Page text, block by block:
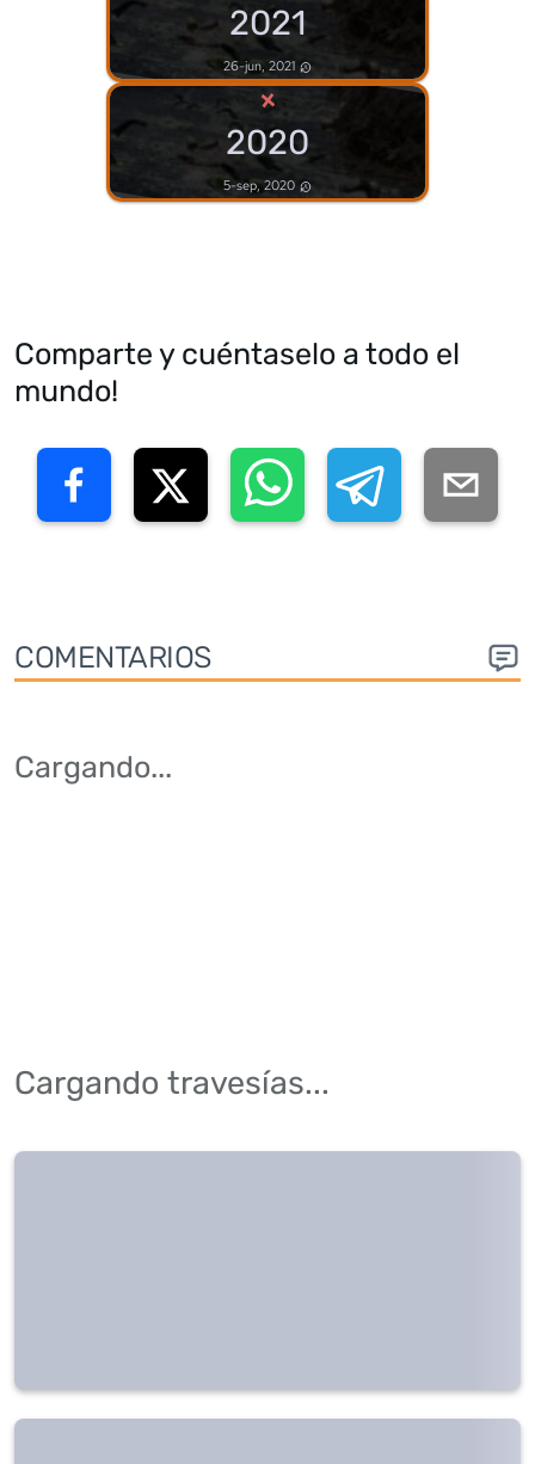
2021
26-jun, 2021
×
2020
5-sep, 2020
Comparte y cuéntaselo a todo el
mundo!
COMENTARIOS
Cargando...
Cargando travesías...